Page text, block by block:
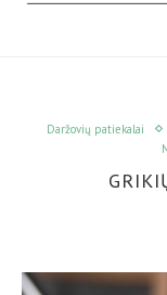
Daržovių patiekalai